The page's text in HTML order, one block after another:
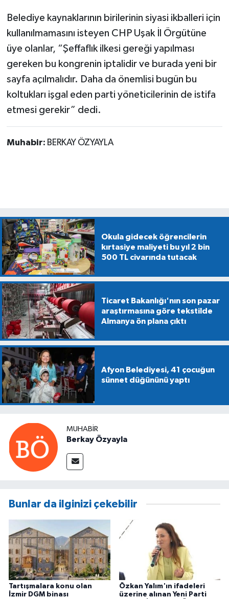
Belediye kaynaklarının birilerinin siyasi ikballeri için
kullanılmamasını isteyen CHP Uşak İl Örgütüne
üye olanlar, “Şeffaflık ilkesi gereği yapılması
gereken bu kongrenin iptalidir ve burada yeni bir
sayfa açılmalıdır. Daha da önemlisi bugün bu
koltukları işgal eden parti yöneticilerinin de istifa
etmesi gerekir” dedi.
Muhabir: BERKAY ÖZYAYLA
Okula gidecek öğrencilerin
kırtasiye maliyeti bu yıl 2 bin
500 TL civarında tutacak
Ticaret Bakanlığı'nın son pazar
araştırmasına göre tekstilde
Almanya ön plana çıktı
Afyon Belediyesi, 41 çocuğun
sünnet düğününü yaptı
MUHABIR
Berkay Özyayla
Bunlar da ilginizi çekebilir
Tartışmalara konu olan
İzmir DGM binası
Özkan Yalım'ın ifadeleri
üzerine alınan Yeni Parti